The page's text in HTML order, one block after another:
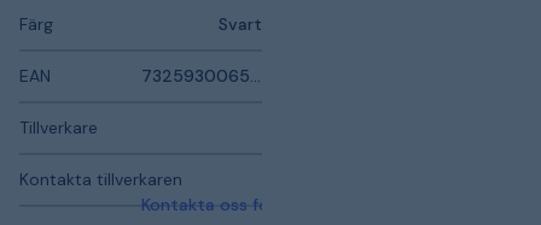
Färg Svart
EAN
Tillverkare
Kontakta tillverkaren
Kontakta oss för mer information